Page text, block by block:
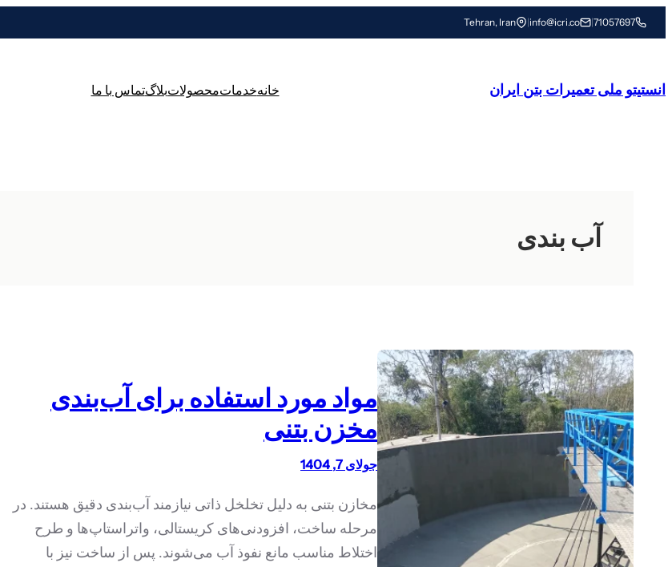
رفتن
به
71057697
|
info@icri.co
|
Tehran, Iran
انستیتو ملی تعمیرات بتن ایران خانهخدماتمحصولاتبلاگتماس با ما
آب بندی
مواد مورد استفاده برای آب‌بندی
مخزن بتنی
جولای 7, 1404
مخازن بتنی به دلیل تخلخل ذاتی نیازمند آب‌بندی دقیق هستند. در
مرحله ساخت، افزودنی‌های کریستالی، واتراستاپ‌ها و طرح
اختلاط مناسب مانع نفوذ آب می‌شوند. پس از ساخت نیز با